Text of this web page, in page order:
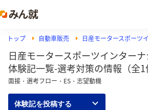
トップ 自動車販売 日産モータースポーツ
日産モータースポーツインター
体験記一覧-選考対策の情報（全1
面接・選考フロー・ES・志望動機
体験記を投稿する